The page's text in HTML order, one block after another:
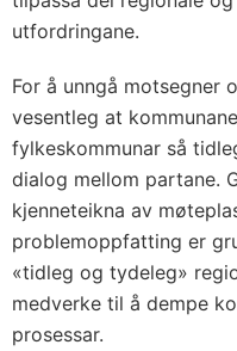
utfordringane.
For å unngå
vesentleg at
fylkeskommunar så
dialog mellom partane.
kjenneteikna av
problemoppfatting er
«tidleg og tydeleg»
medverke til å dempe
prosessar.